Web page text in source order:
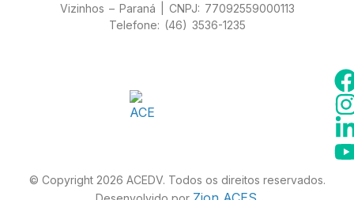
Vizinhos – Paraná | CNPJ: 77092559000113
Telefone: (46) 3536-1235
© Copyright 2026 ACEDV. Todos os direitos reservados.